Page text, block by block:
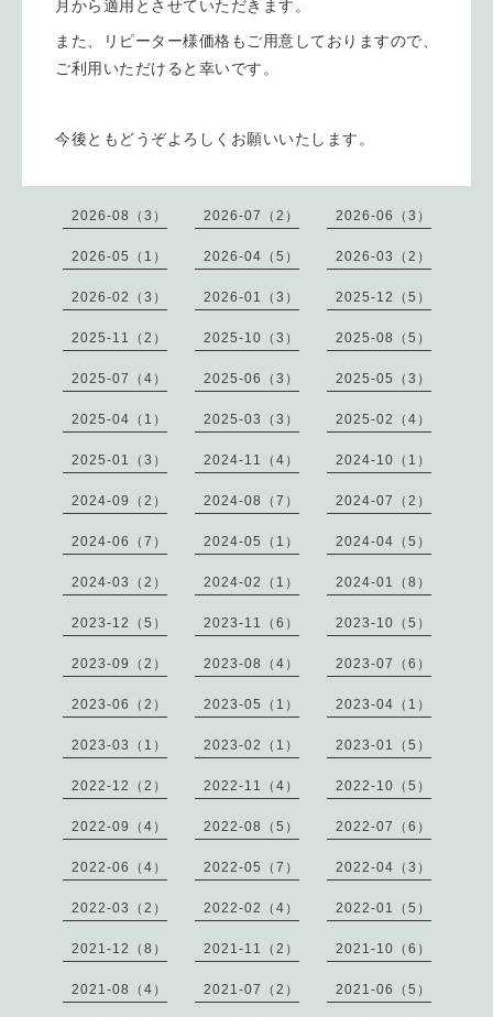
月から適用とさせていただきます。
また、リピーター様価格もご用意しておりますので、
ご利用いただけると幸いです。
今後ともどうぞよろしくお願いいたします。
2026-08（3） 2026-07（2） 2026-06（3）
2026-05（1） 2026-04（5） 2026-03（2）
2026-02（3） 2026-01（3） 2025-12（5）
2025-11（2） 2025-10（3） 2025-08（5）
2025-07（4） 2025-06（3） 2025-05（3）
2025-04（1） 2025-03（3） 2025-02（4）
2025-01（3） 2024-11（4） 2024-10（1）
2024-09（2） 2024-08（7） 2024-07（2）
2024-06（7） 2024-05（1） 2024-04（5）
2024-03（2） 2024-02（1） 2024-01（8）
2023-12（5） 2023-11（6） 2023-10（5）
2023-09（2） 2023-08（4） 2023-07（6）
2023-06（2） 2023-05（1） 2023-04（1）
2023-03（1） 2023-02（1） 2023-01（5）
2022-12（2） 2022-11（4） 2022-10（5）
2022-09（4） 2022-08（5） 2022-07（6）
2022-06（4） 2022-05（7） 2022-04（3）
2022-03（2） 2022-02（4） 2022-01（5）
2021-12（8） 2021-11（2） 2021-10（6）
2021-08（4） 2021-07（2） 2021-06（5）